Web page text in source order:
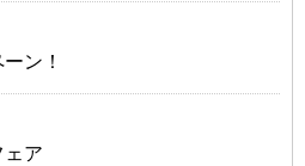
ン！
ェア